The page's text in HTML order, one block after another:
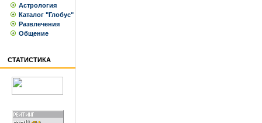
Астрология
Каталог "Глобус"
Развлечения
Общение
СТАТИСТИКА